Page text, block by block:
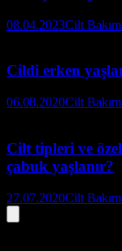
08.04.2023Cilt
Cildi erken
06.08.2020Cilt
Cilt tipleri ve
çabuk yaşlanır?
27.07.2020Cilt